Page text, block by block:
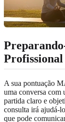
Profissional
A sua pontuação
uma conversa com
partida claro e
consulta irá ajudá-
que pode